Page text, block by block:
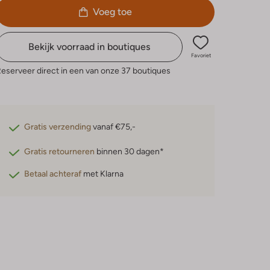
Voeg toe
Bekijk voorraad in boutiques
Favoriet
direct in een van onze 37 boutiques
Gratis verzendingvanaf €75,-
Gratis retourneren binnen 30 dagen*
Betaal achteraf met Klarna